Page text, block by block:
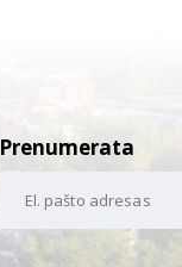
Prenumerata